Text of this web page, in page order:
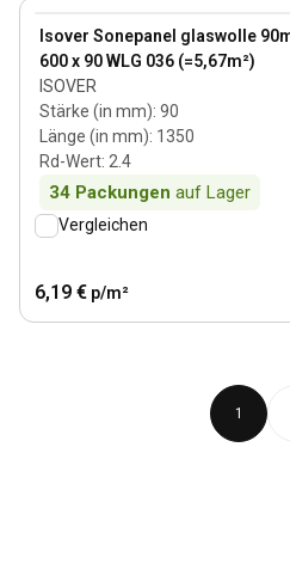
Isover Sonepanel glaswolle
600 x 90 WLG 036 (=5,67m²)
ISOVER
Stärke (in mm): 90
Länge (in mm): 1350
Rd-Wert: 2.4
34 Packungen auf Lager
View product
Vergleichen
6,19 € p/m²
1